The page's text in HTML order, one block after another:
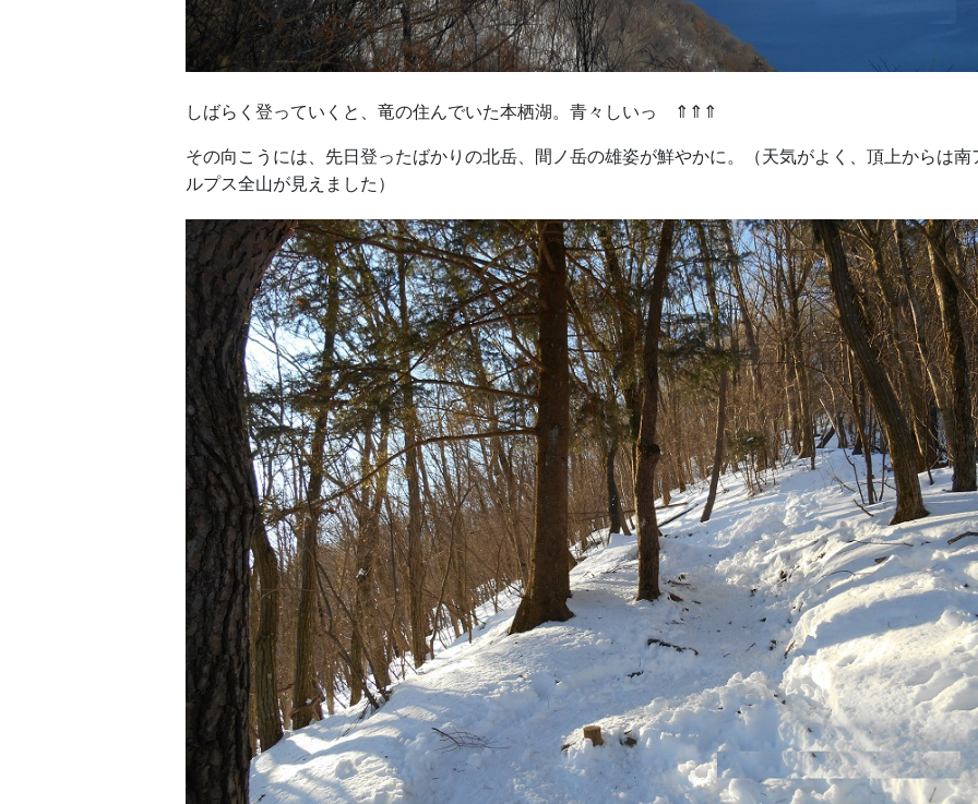
しばらく登っていくと、竜の住んでいた本栖湖。青々しいっ ⇑⇑⇑
その向こうには、先日登ったばかりの北岳、間ノ岳の雄姿が鮮やかに。（天気がよく、頂上からは南
ルプス全山が見えました）